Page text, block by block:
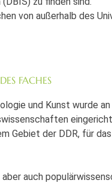
von außerhalb des
FACHES
und Kunst wurde
Gebiet der DDR, für
auch